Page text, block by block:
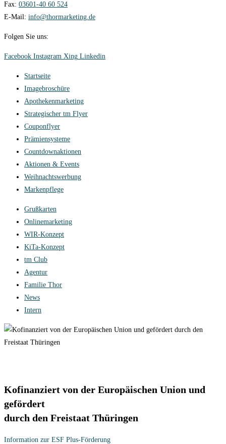
Fax: 03601-40 60 524
E-Mail: info@thormarketing.de
Folgen Sie uns:
Facebook Instagram Xing Linkedin
Startseite
Imagebroschüre
Apothekenmarketing
Strategischer tm Flyer
Couponflyer
Prämiensysteme
Countdownaktionen
Aktionen & Events
Weihnachtswerbung
Markenpflege
Grußkarten
Onlinemarketing
WIR-Konzept
KiTa-Konzept
tm Club
Agentur
Familie Thor
News
Intern
Kofinanziert von der Europäischen Union und
gefördert
durch den Freistaat Thüringen
Information zur ESF Plus-Förderung